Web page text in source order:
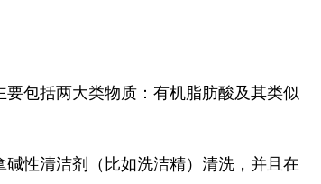
包括两大类物质：有机脂肪酸及其类似
性清洁剂（比如洗洁精）清洗，并且在